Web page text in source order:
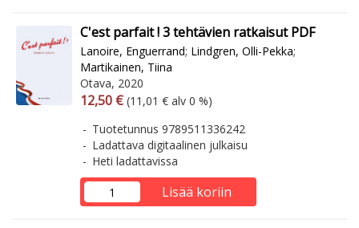
C'est parfait ! 3 tehtävien ratkaisut PDF
Lanoire, Enguerrand; Lindgren, Olli-Pekka;
Martikainen, Tiina
Otava, 2020
Arvonlisäverollinen hinta
12,50 € Arvonlisäveroton hinta
(11,01 € alv 0 %)
Tuotetunnus 9789511336242
Ladattava digitaalinen julkaisu
Heti ladattavissa
Lisää koriin